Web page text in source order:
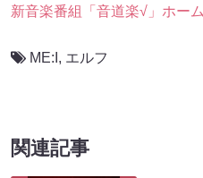
新音楽番組「音道楽√」ホー
ME:I , エルフ
関連記事